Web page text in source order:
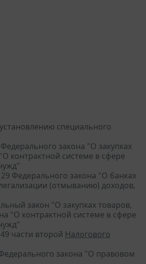
специального
закона "О закупках
контрактной системе в сфере
Федерального закона "О банках
(отмыванию) доходов,
закон "О закупках товаров,
"О контрактной системе в сфере
части второй Налогового
закона "О правовом